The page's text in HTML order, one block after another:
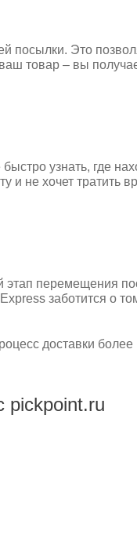
посылки. Это
товар – вы
узнать, где
и не хочет тратить
этап перемещения
заботится о
доставки
pickpoint.ru